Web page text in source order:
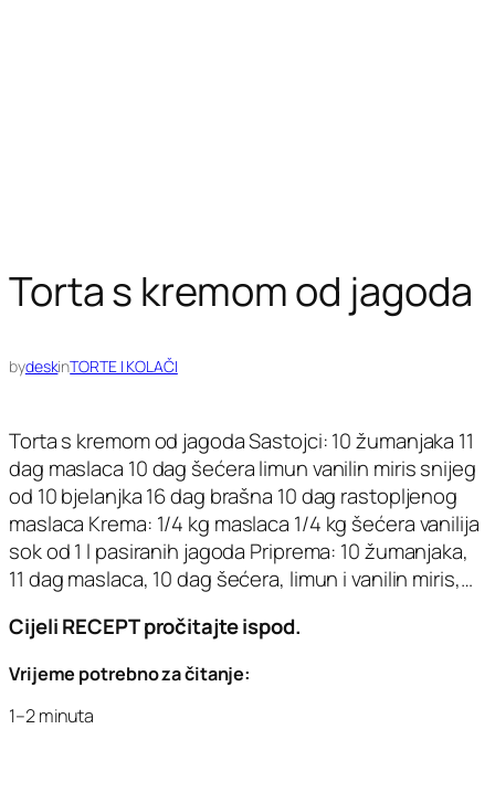
Torta s kremom od jagoda
bydeskinTORTE I KOLAČI
Torta s kremom od jagoda Sastojci: 10 žumanjaka 11
dag maslaca 10 dag šećera limun vanilin miris snijeg
od 10 bjelanjka 16 dag brašna 10 dag rastopljenog
maslaca Krema: 1/4 kg maslaca 1/4 kg šećera vanilija
sok od 1 l pasiranih jagoda Priprema: 10 žumanjaka,
11 dag maslaca, 10 dag šećera, limun i vanilin miris,…
Cijeli RECEPT pročitajte ispod.
Vrijeme potrebno za čitanje:
1–2 minuta